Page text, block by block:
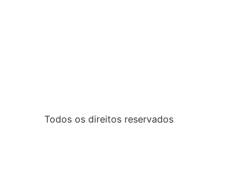
Todos os direitos reservados